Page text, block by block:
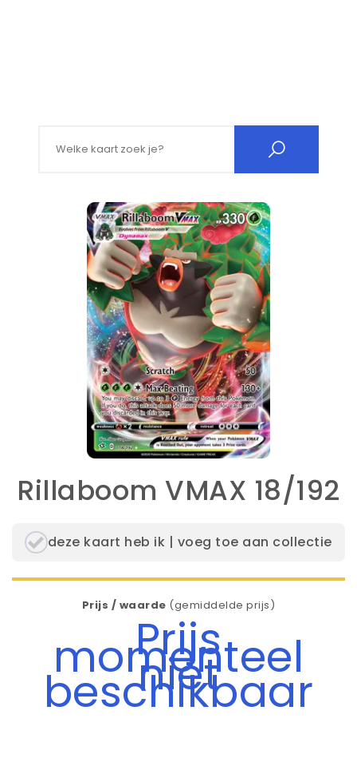
Rillaboom VMAX 18/192
deze kaart heb ik | voeg toe aan collectie
Prijs / waarde (gemiddelde prijs)
Prijs
momenteel
niet
beschikbaar